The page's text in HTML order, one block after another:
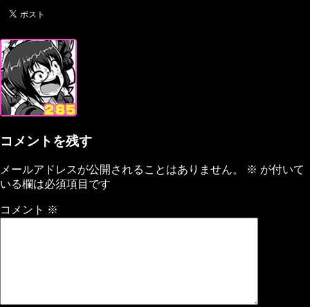
コメントを残す
メールアドレスが公開されることはありません。 ※ が付いて
いる欄は必須項目です
コメント ※